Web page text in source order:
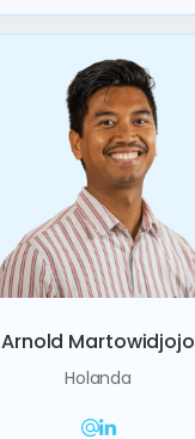
Arnold Martowidjojo
Holanda